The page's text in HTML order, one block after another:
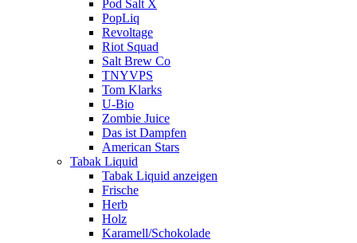
Pod Salt X
PopLiq
Revoltage
Riot Squad
Salt Brew Co
TNYVPS
Tom Klarks
U-Bio
Zombie Juice
Das ist Dampfen
American Stars
Tabak Liquid
Tabak Liquid anzeigen
Frische
Herb
Holz
Karamell/Schokolade